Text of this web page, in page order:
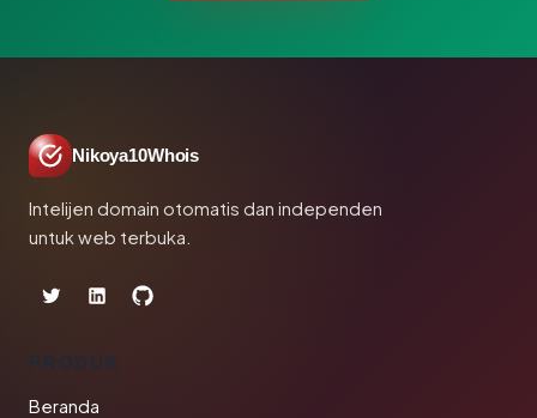
Nikoya10Whois
Intelijen domain otomatis dan independen
untuk web terbuka.
PRODUK
Beranda